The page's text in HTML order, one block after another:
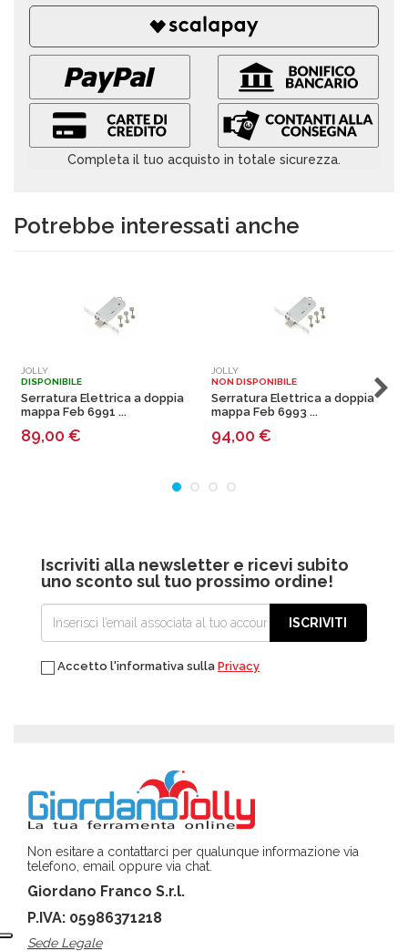
Completa il tuo acquisto in totale sicurezza.
Potrebbe interessati anche
JOLLY
DISPONIBILE
Serratura Elettrica a doppia
mappa Feb 6991 ...
89,00 €
JOLLY
NON DISPONIBILE
Serratura Elettrica a doppia
mappa Feb 6993 ...
94,00 €
Iscriviti alla newsletter e ricevi subito
uno sconto sul tuo prossimo ordine!
ISCRIVITI
Accetto l'informativa sulla Privacy
Non esitare a contattarci per qualunque informazione via
telefono, email oppure via chat.
Giordano Franco S.r.l.
P.IVA: 05986371218
Sede Legale